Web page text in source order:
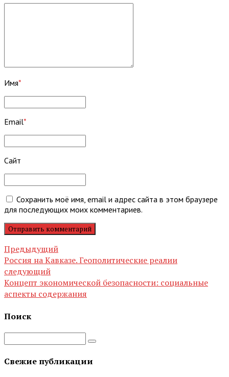
Имя*
Email*
Сайт
Сохранить моё имя, email и адрес сайта в этом браузере
для последующих моих комментариев.
Отправить комментарий
Предыдущий
Россия на Кавказе. Геополитические реалии
следующий
Концепт экономической безопасности: социальные
аспекты содержания
Поиск
Свежие публикации